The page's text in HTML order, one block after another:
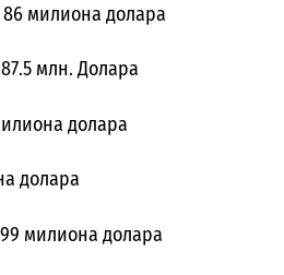
милиона долара
млн. Долара
долара
долара
милиона долара